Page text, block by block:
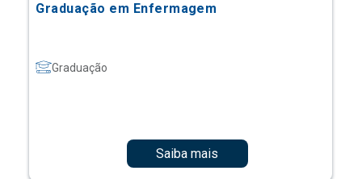
Graduação em Enfermagem
Graduação
Saiba mais